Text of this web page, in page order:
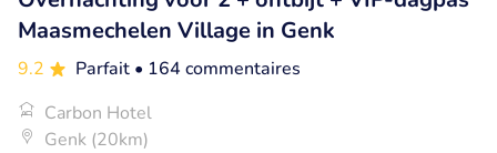
Maasmechelen Village in Genk
9.2 Parfait • 164 commentaires
Carbon Hotel
Genk (20km)